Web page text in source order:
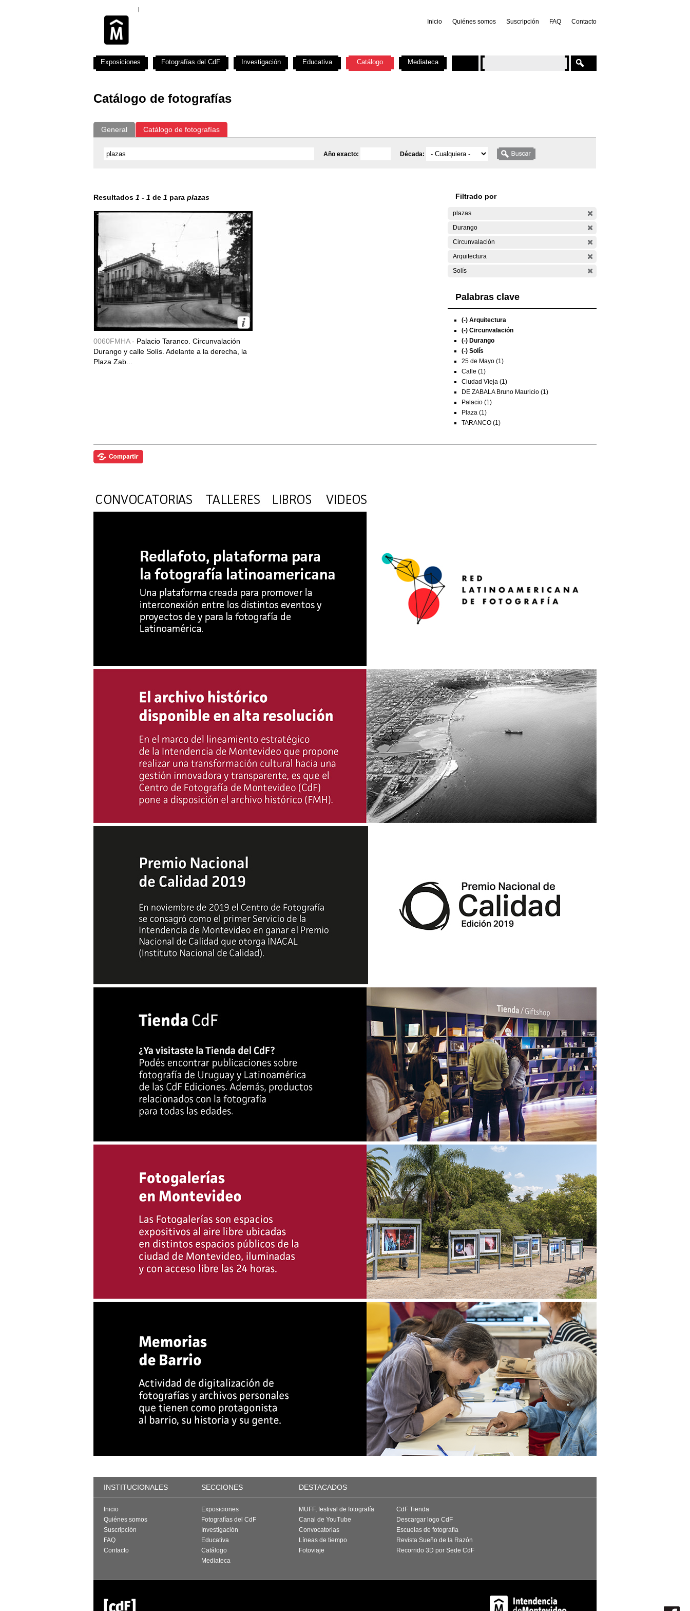
Inicio Quiénes somos Suscripción FAQ Contacto
Catálogo de fotografías
General Catálogo de fotografías
Año exacto: Década:
Resultados 1 - 1 de 1 para plazas
0060FMHA - Palacio Taranco. Circunvalación
Durango y calle Solís. Adelante a la derecha, la
Plaza Zab...
Filtrado por
plazas
Durango
Circunvalación
Arquitectura
Solís
Palabras clave
(-) Arquitectura
(-) Circunvalación
(-) Durango
(-) Solís
25 de Mayo (1)
Calle (1)
Ciudad Vieja (1)
DE ZABALA Bruno Mauricio (1)
Palacio (1)
Plaza (1)
TARANCO (1)
Exposiciones Fotografías del CdF Investigación Educativa Catálogo Mediateca
INSTITUCIONALES SECCIONES DESTACADOS
Inicio
Quiénes somos
Suscripción
FAQ
Contacto
Exposiciones
Fotografías del CdF
Investigación
Educativa
Catálogo
Mediateca
MUFF, festival de fotografía
Canal de YouTube
Convocatorias
Líneas de tiempo
Fotoviaje
CdF Tienda
Descargar logo CdF
Escuelas de fotografía
Revista Sueño de la Razón
Recorrido 3D por Sede CdF